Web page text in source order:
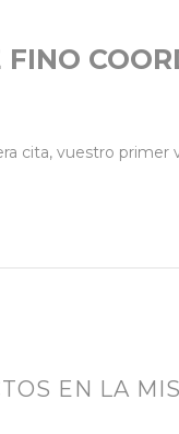
cita, vuestro
EN LA